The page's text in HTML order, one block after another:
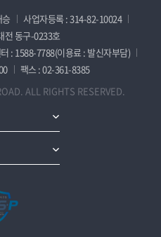
사업자등록 : 314-82-10024
전 동구-0233호
: 1588-7788(이용료 : 발신자부담)
팩스 : 02-361-8385
ALL RIGHTS RESERVED.